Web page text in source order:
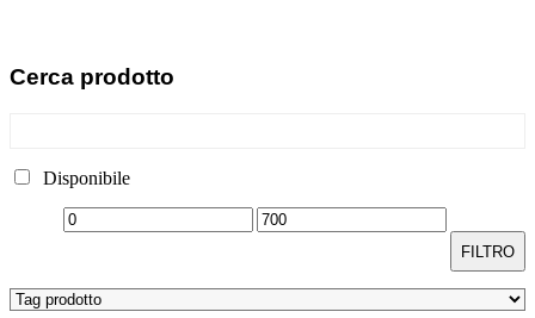
Cerca prodotto
Disponibile
FILTRO